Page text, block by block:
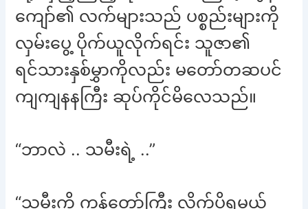
ကျော်၏ လက်များသည် ပစ္စည်းများကို
လှမ်းပွေ့ ပိုက်ယူလိုက်ရင်း သူဇာ၏
ရင်သားနှစ်မွှာကိုလည်း မတော်တဆပင်
ကျကျနနကြီး ဆုပ်ကိုင်မိလေသည်။
“ဘာလဲ .. သမီးရဲ့ ..”
“သမီးကို ကန်တော်ကြီး လိုက်ပို့ရမယ်